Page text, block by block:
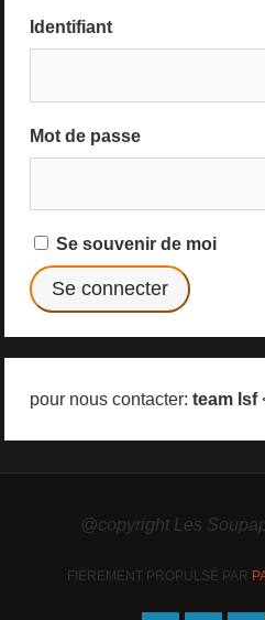
Identifiant
Mot de passe
Se souvenir de moi
pour nous contacter: team lsf
@copyright Les
FIÈREMENT PROPULSÉ PAR